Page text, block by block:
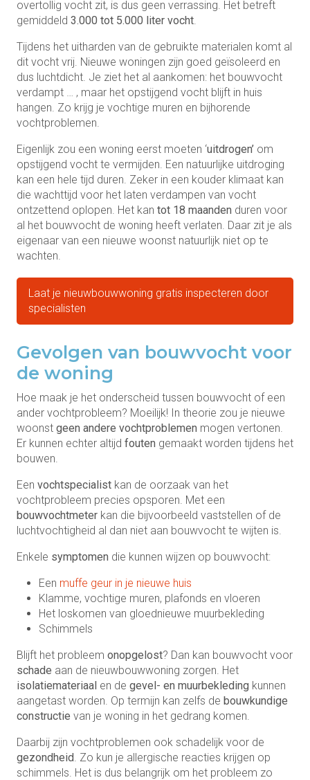
overtollig vocht zit, is dus geen verrassing. Het betreft
gemiddeld 3.000 tot 5.000 liter vocht
Tijdens het uitharden van de gebruikte materialen komt al
dit vocht vrij. Nieuwe woningen zijn goed geïsoleerd en
dus luchtdicht. Je ziet het al aankomen: het bouwvocht
verdampt … , maar het opstijgend vocht blijft in huis
hangen. Zo krijg je vochtige muren en bijhorende
vochtproblemen.
Eigenlijk zou een woning eerst moeten ‘uitdrogen’ om
opstijgend vocht te vermijden. Een natuurlijke uitdroging
kan een hele tijd duren. Zeker in een kouder klimaat kan
die wachttijd voor het laten verdampen van vocht
ontzettend oplopen. Het kan tot 18 maanden duren voor
al het bouwvocht de woning heeft verlaten. Daar zit je als
eigenaar van een nieuwe woonst natuurlijk niet op te
wachten.
Laat je nieuwbouwwoning gratis inspecteren door
specialisten
Gevolgen van bouwvocht voor
de woning
Hoe maak je het onderscheid tussen bouwvocht of een
ander vochtprobleem? Moeilijk! In theorie zou je nieuwe
woonst geen andere vochtproblemen mogen vertonen.
Er kunnen echter altijd fouten gemaakt worden tijdens het
bouwen.
Een vochtspecialist kan de oorzaak van het
vochtprobleem precies opsporen. Met een
bouwvochtmeter kan die bijvoorbeeld vaststellen of de
luchtvochtigheid al dan niet aan bouwvocht te wijten is.
Enkele symptomen die kunnen wijzen op bouwvocht:
Een muffe geur in je nieuwe huis
Klamme, vochtige muren, plafonds en vloeren
Het loskomen van gloednieuwe muurbekleding
Schimmels
Blijft het probleem onopgelost? Dan kan bouwvocht voor
schade aan de nieuwbouwwoning zorgen. Het
isolatiemateriaal en de gevel- en muurbekleding kunnen
aangetast worden. Op termijn kan zelfs de bouwkundige
constructie van je woning in het gedrang komen.
Daarbij zijn vochtproblemen ook schadelijk voor de
gezondheid . Zo kun je allergische reacties krijgen op
schimmels. Het is dus belangrijk om het probleem zo